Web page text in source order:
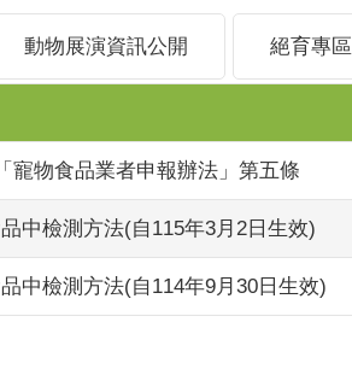
動物展演資訊公開 絕育專區
寵物食品業者申報辦法」第五條
中檢測方法(自115年3月2日生效)
中檢測方法(自114年9月30日生效)